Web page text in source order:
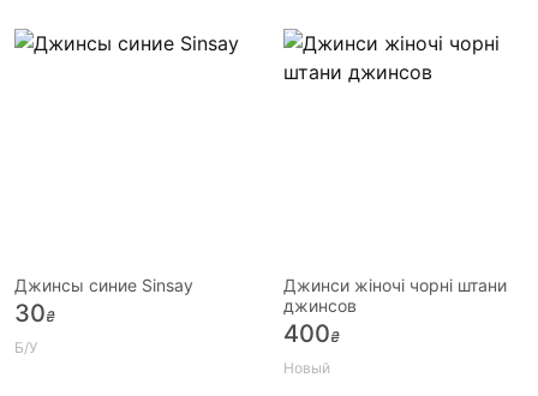
Джинсы синие Sinsay
30₴
Б/У
Джинси жіночі чорні штани
джинсов
400₴
Новый